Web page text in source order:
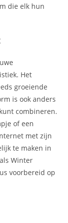
die elk hun
Het
groeiende
is ook anders
combineren.
of een
met zijn
te maken in
Winter
voorbereid op